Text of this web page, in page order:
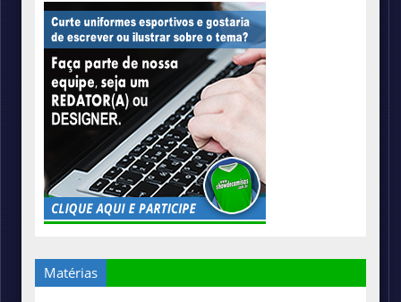
Matérias